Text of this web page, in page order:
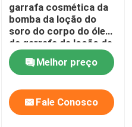
garrafa cosmética da
bomba da loção do
soro do corpo do óleo
da garrafa da loção de
30ml 60ml
Melhor preço
Fale Conosco